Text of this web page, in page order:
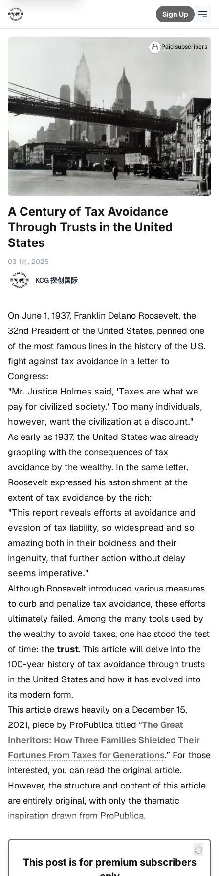
Sign Up
Paid subscribers
A Century of Tax Avoidance
Through Trusts in the United
States
03 1月, 2025
KCG 揆创国际
On June 1, 1937, Franklin Delano Roosevelt, the
32nd President of the United States, penned one
of the most famous lines in the history of the U.S.
fight against tax avoidance in a letter to
Congress:
"Mr. Justice Holmes said, 'Taxes are what we
pay for civilized society.' Too many individuals,
however, want the civilization at a discount."
As early as 1937, the United States was already
grappling with the consequences of tax
avoidance by the wealthy. In the same letter,
Roosevelt expressed his astonishment at the
extent of tax avoidance by the rich:
"This report reveals efforts at avoidance and
evasion of tax liability, so widespread and so
amazing both in their boldness and their
ingenuity, that further action without delay
seems imperative."
Although Roosevelt introduced various measures
to curb and penalize tax avoidance, these efforts
ultimately failed. Among the many tools used by
the wealthy to avoid taxes, one has stood the test
of time: the trust. This article will delve into the
100-year history of tax avoidance through trusts
in the United States and how it has evolved into
its modern form.
This article draws heavily on a December 15,
2021, piece by ProPublica titled “The Great
Inheritors: How Three Families Shielded Their
Fortunes From Taxes for Generations.” For those
interested, you can read the original article.
However, the structure and content of this article
are entirely original, with only the thematic
inspiration drawn from ProPublica.
This post is for premium subscribers